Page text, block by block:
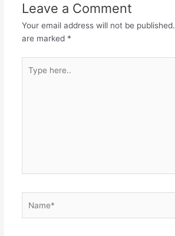
Leave a Comment
Your email address will not be published.
are marked *
here..